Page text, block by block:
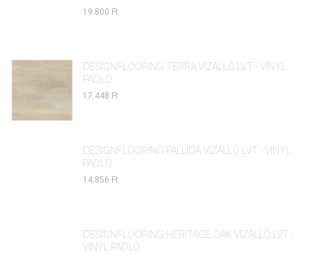
19.800 Ft
DESIGNFLOORING TERRA VÍZÁLLÓ LVT - VINYL
PADLÓ
17.448 Ft
DESIGNFLOORING PALLIDA VÍZÁLLÓ LVT - VINYL
PADLÓ
14.856 Ft
DESIGNFLOORING HERITAGE OAK VÍZÁLLÓ LVT -
VINYL PADLÓ